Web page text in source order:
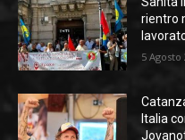
rientro
5 Agosto
Italia